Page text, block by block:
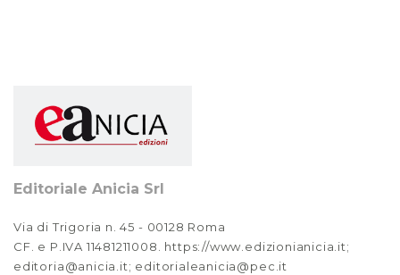
Editoriale Anicia Srl
Via di Trigoria n. 45 - 00128 Roma
CF. e P.IVA 11481211008. https://www.edizionianicia.it;
editoria@anicia.it; editorialeanicia@pec.it